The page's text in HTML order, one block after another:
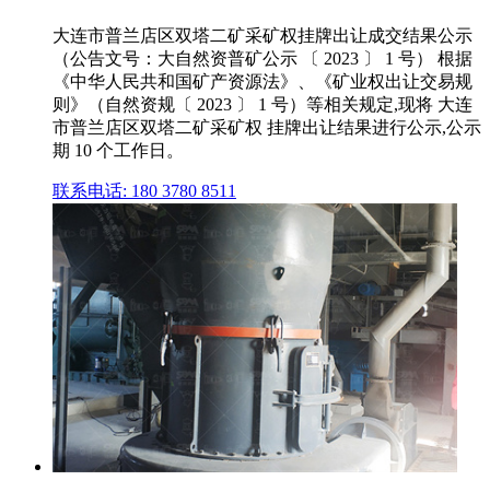
大连市普兰店区双塔二矿采矿权挂牌出让成交结果公示
（公告文号：大自然资普矿公示 〔 2023 〕 1 号） 根据
《中华人民共和国矿产资源法》、《矿业权出让交易规
则》（自然资规〔 2023 〕 1 号）等相关规定,现将 大连
市普兰店区双塔二矿采矿权 挂牌出让结果进行公示,公示
期 10 个工作日。
联系电话: 180 3780 8511